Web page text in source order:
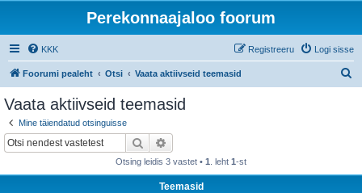
Perekonnaajaloo foorum
KKK Logi sisse
Registreeru
Foorumi pealeht Otsi Vaata aktiivseid teemasid
Vaata aktiivseid teemasid
Mine täiendatud otsinguisse
Otsi
Otsing leidis 3 vastet • 1 . leht 1-st
Teemasid